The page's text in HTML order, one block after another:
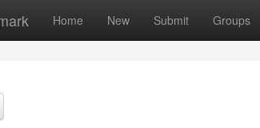
Home New Submit Groups